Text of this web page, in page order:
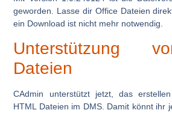
geworden. Lasse dir Office Dateien
ein Download ist nicht mehr notwendig.
Unterstützung
Dateien
CAdmin unterstützt jetzt, das
HTML Dateien im DMS. Damit könnt ihr